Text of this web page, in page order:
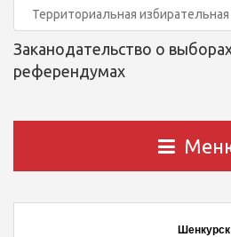
Территориальная
Заканодательство о
референдумах
Шенкурск